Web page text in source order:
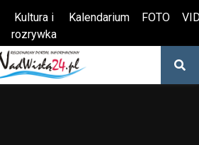
Kultura i
rozrywka
Kalendarium FOTO